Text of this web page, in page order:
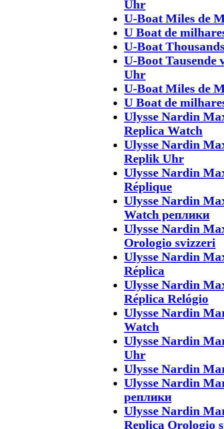
Uhr
U-Boat Miles de
U Boat de
U-Boat
U-Boot Tausende
Uhr
U-Boat Miles de
U Boat de
Ulysse Nardin
Replica Watch
Ulysse Nardin
Replik Uhr
Ulysse Nardin
Réplique
Ulysse Nardin
Watch реплики
Ulysse Nardin
Orologio svizzeri
Ulysse Nardin
Réplica
Ulysse Nardin
Réplica Relógio
Ulysse Nardin
Watch
Ulysse Nardin
Uhr
Ulysse Nardin
Ulysse Nardin
реплики
Ulysse Nardin
Replica Orologio